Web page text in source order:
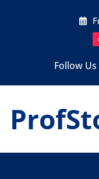
Follow Us